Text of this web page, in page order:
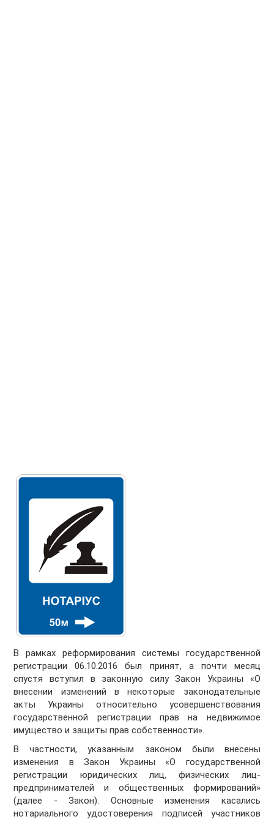
В рамках реформирования системы государственной
регистрации 06.10.2016 был принят, а почти месяц
спустя вступил в законную силу Закон Украины «О
внесении изменений в некоторые законодательные
акты Украины относительно усовершенствования
государственной регистрации прав на недвижимое
имущество и защиты прав собственности».
В частности, указанным законом были внесены
изменения в Закон Украины «О государственной
регистрации юридических лиц, физических лиц-
предпринимателей и общественных формирований»
(далее - Закон). Основные изменения касались
нотариального удостоверения подписей участников